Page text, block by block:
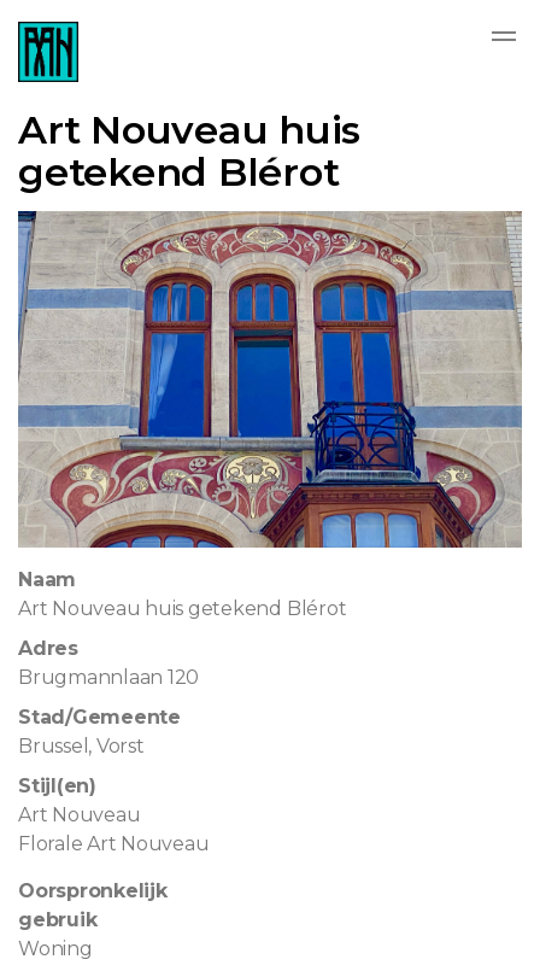
Art Nouveau huis
getekend Blérot
Naam
Art Nouveau huis getekend Blérot
Adres
Brugmannlaan 120
Stad/Gemeente
Brussel, Vorst
Stijl(en)
Art Nouveau
Florale Art Nouveau
Oorspronkelijk
gebruik
Woning